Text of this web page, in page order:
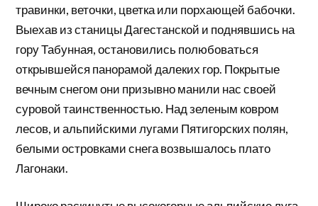
травинки, веточки, цветка или порхающей бабочки.
Выехав из станицы Дагестанской и поднявшись на
гору Табунная, остановились полюбоваться
открывшейся панорамой далеких гор. Покрытые
вечным снегом они призывно манили нас своей
суровой таинственностью. Над зеленым ковром
лесов, и альпийскими лугами Пятигорских полян,
белыми островками снега возвышалось плато
Лагонаки.